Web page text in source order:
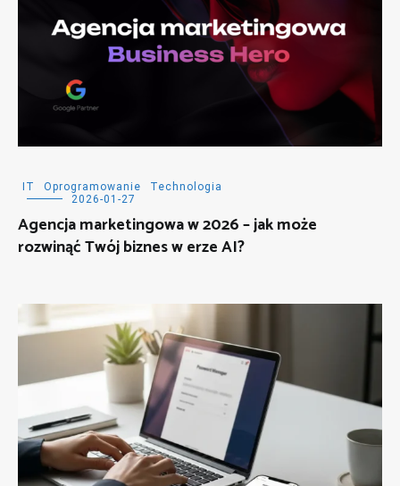
IT Oprogramowanie
Technologia
2026-01-27
Agencja marketingowa w 2026 – jak może
rozwinąć Twój biznes w erze AI?